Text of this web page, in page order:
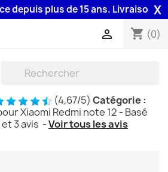
plus de 15 ans. Livraison 48H
X
shopping_cart (0)

(4,67/5) Catégorie :
Xiaomi Redmi note 12 - Basé
et3avis -Voir tous les avis